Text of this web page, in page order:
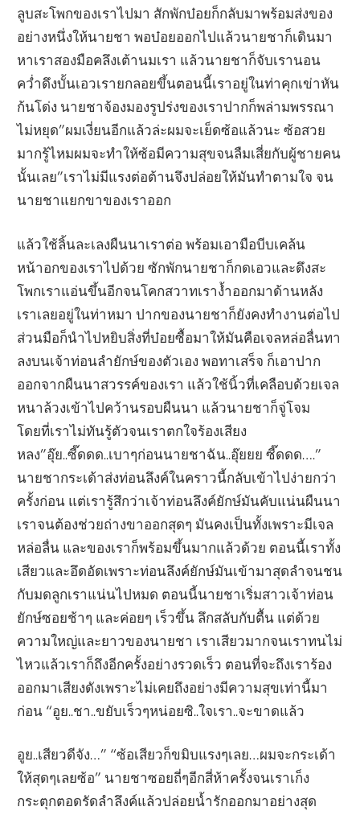
ลูบสะโพกของเราไปมา สักพักบ๋อยก็กลับมาพร้อมส่งของ
อย่างหนึ่งให้นายชา พอบ๋อยออกไปแล้วนายชาก็เดินมา
หาเราสองมือคลึงเต้านมเรา แล้วนายชาก็จับเรานอน
คว่ำดึงบั้นเอวเรายกลอยขึ้นตอนนี้เราอยู่ในท่าคุกเข่าหัน
ก้นโด่ง นายชาจ้องมองรูปร่งของเราปากก็พล่ามพรรณา
ไม่หยุด”ผมเงี่ยนอีกแล้วล่ะผมจะเย็ดซ้อแล้วนะ ซ้อสวย
มากรู้ไหมผมจะทำให้ซ้อมีความสุขจนลืมเสี่ยกับผู้ชายคน
นั้นเลย”เราไม่มีแรงต่อต้านจึงปล่อยให้มันทำตามใจ จน
นายชาแยกขาของเราออก
แล้วใช้ลิ้นละเลงผืนนาเราต่อ พร้อมเอามือบีบเคล้น
หน้าอกของเราไปด้วย ซักพักนายชาก็กดเอวและดึงสะ
โพกเราแอ่นขึ้นอีกจนโคกสวาทเราง้ำออกมาด้านหลัง
เราเลยอยู่ในท่าหมา ปากของนายชาก็ยังคงทำงานต่อไป
ส่วนมือก็นำไปหยิบสิ่งที่บ๋อยซื้อมาให้มันคือเจลหล่อลื่นทา
ลงบนเจ้าท่อนลำยักษ์ของตัวเอง พอทาเสร็จ ก็เอาปาก
ออกจากผืนนาสวรรค์ของเรา แล้วใช้นิ้วที่เคลือบด้วยเจล
หนาล้วงเข้าไปคว้านรอบผืนนา แล้วนายชาก็จู่โจม
โดยที่เราไม่ทันรู้ตัวจนเราตกใจร้องเสียง
หลง”อุ๊ย..ซี๊ดดด..เบาๆก่อนนายชาฉัน..อุ๊ยยย ซี๊ดดด….”
นายชากระเด้าส่งท่อนลึงค์ในคราวนี้กลับเข้าไปง่ายกว่า
ครั้งก่อน แต่เรารู้สึกว่าเจ้าท่อนลึงค์ยักษ์มันคับแน่นผืนนา
เราจนต้องช่วยถ่างขาออกสุดๆ มันคงเป็นทั้งเพราะมีเจล
หล่อลื่น และของเราก็พร้อมขึ้นมากแล้วด้วย ตอนนี้เราทั้ง
เสียวและอึดอัดเพราะท่อนลึงค์ยักษ์มันเข้ามาสุดลำจนชน
กับมดลูกเราแน่นไปหมด ตอนนี้นายชาเริ่มสาวเจ้าท่อน
ยักษ์ซอยช้าๆ และค่อยๆ เร็วขึ้น ลึกสลับกับตื้น แต่ด้วย
ความใหญ่และยาวของนายชา เราเสียวมากจนเราทนไม่
ไหวแล้วเราก็ถึงอีกครั้งอย่างรวดเร็ว ตอนที่จะถึงเราร้อง
ออกมาเสียงดังเพราะไม่เคยถึงอย่างมีความสุขเท่านี้มา
ก่อน “อูย..ชา..ขยับเร็วๆหน่อยซิ..ใจเรา..จะขาดแล้ว
อูย..เสียวดีจัง…” “ซ้อเสียวก็ขมิบแรงๆเลย…ผมจะกระเด้า
ให้สุดๆเลยซ้อ” นายชาซอยถี่ๆอีกสี่ห้าครั้งจนเราเก็ง
กระตุกตอดรัดลำลึงค์แล้วปล่อยน้ำรักออกมาอย่างสุด